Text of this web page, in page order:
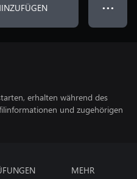
● ● ●
erhalten während des
und zugehörigen
MEHR